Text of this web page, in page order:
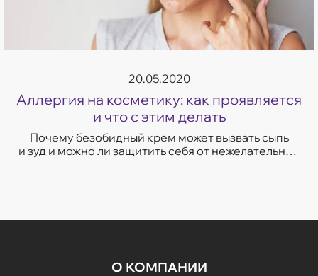
20.05.2020
Аллергия на косметику: как проявляется
и что с этим делать
Почему безобидный крем может вызвать сыпь
и зуд и можно ли защитить себя от нежелательной
О КОМПАНИИ